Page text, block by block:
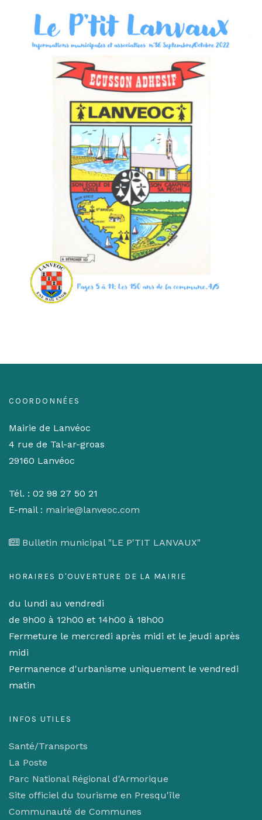
COORDONNÉES
Mairie de Lanvéoc
4 rue de Tal-ar-groas
29160 Lanvéoc
Tél. : 02 98 27 50 21
E-mail : mairie@lanveoc.com
Bulletin municipal "LE P'TIT LANVAUX"
HORAIRES D'OUVERTURE DE LA MAIRIE
du lundi au vendredi
de 9h00 à 12h00 et 14h00 à 18h00
Fermeture le mercredi après midi et le jeudi après
midi
Permanence d'urbanisme uniquement le vendredi
matin
INFOS UTILES
Santé/Transports
La Poste
Parc National Régional d'Armorique
Site officiel du tourisme en Presqu'île
Communauté de Communes